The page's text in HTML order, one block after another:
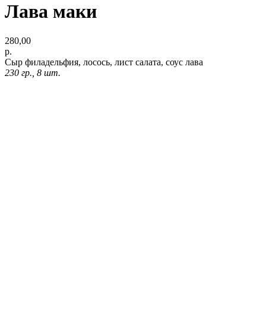
Лава маки
280,00
р.
Сыр филадельфия, лосось, лист салата, соус лава
230 гр., 8 шт.